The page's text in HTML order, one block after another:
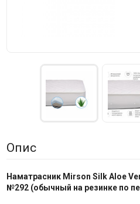
Опис
Наматрасник Mirson Silk Aloe
№292 (обычный на резинке по